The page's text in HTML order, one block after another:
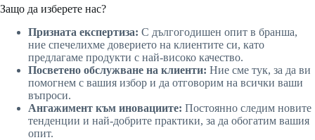
Защо да изберете нас?
Призната експертиза: С дългогодишен опит в бранша,
ние спечелихме доверието на клиентите си, като
предлагаме продукти с най-високо качество.
Посветено обслужване на клиенти: Ние сме тук, за да ви
помогнем с вашия избор и да отговорим на всички ваши
въпроси.
Ангажимент към иновациите: Постоянно следим новите
тенденции и най-добрите практики, за да обогатим вашия
опит.